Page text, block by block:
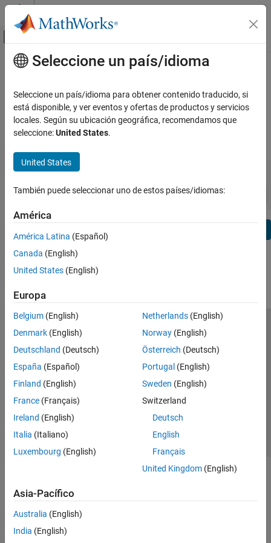
Saltar al contenido
Mostrar/ocultar menú de navegación
Ver por: Categoría
Using MATLAB
MATLAB
Using Simulink
Simulink
Physical Modeling
Real-Time Simulation and Testing
Workflows
Reporting and Database Access
Systems Engineering
Code Generation
Verification, Validation, and Test
Cloud Capabilities
Teaching and Learning
Mathematics and Optimization
Signal Processing
Test and Measurement
RF and Mixed Signal
Wireless Communications
Contenido principal
Datafeed Toolbox Release Notes
Bug Reports | Bug Fixes expand all in page
| Release Range:to
Starting Release
toEnding Release
Sort by:
Text Filter: Datafeed Toolbox Release Notes
Seleccione un país/idioma
Seleccione un país/idioma para obtener contenido traducido, si
está disponible, y ver eventos y ofertas de productos y servicios
locales. Según su ubicación geográfica, recomendamos que
seleccione:United States.
United States
También puede seleccionar uno de estos países/idiomas:
América
América Latina (Español)
Canada (English)
United States (English)
Europa
Belgium (English)
Denmark (English)
Deutschland (Deutsch)
España (Español)
Finland (English)
France (Français)
Ireland (English)
Italia (Italiano)
Luxembourg (English)
Netherlands(English)
Norway(English)
Österreich (Deutsch)
Portugal (English)
Sweden (English)
Switzerland
Deutsch
English
Français
United Kingdom(English)
Asia-Pacífico
Australia (English)
India (English)
Centro de confianza
Marcas comerciales
Política de privacidad
Antipiratería
Estado de las aplicaciones
Información de contacto
© 1994-2026 The MathWorks, Inc.
Seleccione un país/